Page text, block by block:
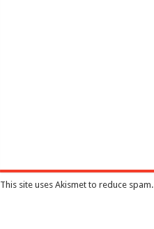
This site uses Akismet to reduce spam.